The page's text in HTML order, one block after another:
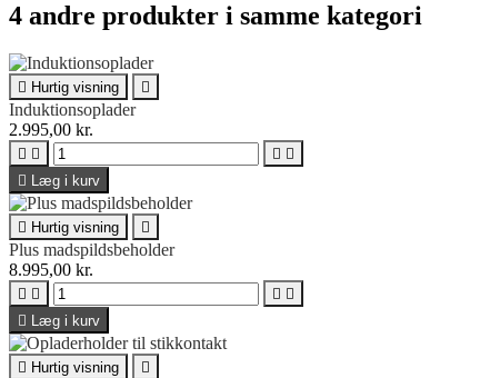
4 andre produkter i samme kategori
 Hurtig visning 
Induktionsoplader
2.995,00 kr.
   
 Læg i kurv
 Hurtig visning 
Plus madspildsbeholder
8.995,00 kr.
   
 Læg i kurv
 Hurtig visning 